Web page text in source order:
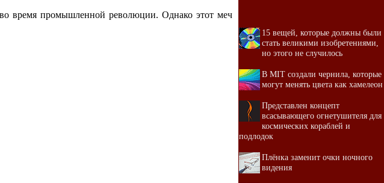
время промышленной революции. Однако этот меч
15 вещей, которые должны были
стать великими изобретениями,
но этого не случилось
В MIT создали чернила, которые
могут менять цвета как хамелеон
Представлен концепт
всасывающего огнетушителя для
космических кораблей и
подлодок
Плёнка заменит очки ночного
видения